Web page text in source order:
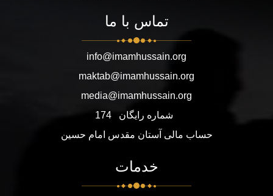
تماس با ما
info@imamhussain.org
maktab@imamhussain.org
media@imamhussain.org
شماره رایگان
174
حساب مالی آستان مقدس امام حسین
خدمات